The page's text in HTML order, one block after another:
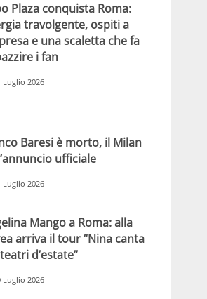
Plaza conquista Roma:
travolgente, ospiti a
e una scaletta che fa
i fan
Luglio 2026
Baresi è morto, il Milan
ufficiale
Luglio 2026
Mango a Roma: alla
arriva il tour “Nina canta
d’estate”
Luglio 2026